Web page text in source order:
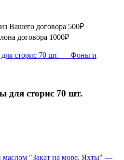
Вашего договора 500₽
договора 1000₽
для сторис 70 шт.